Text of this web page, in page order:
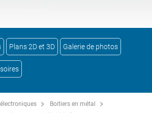
Plans 2D et 3D Galerie de photos
Boitiers en métal